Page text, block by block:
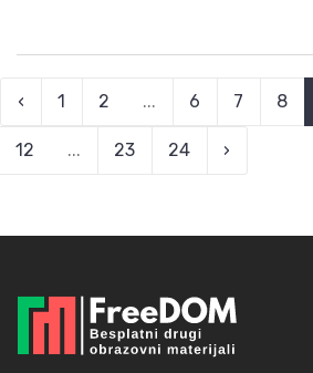
‹ 1 2 ... 6 7 8
12 ... 23 24 ›